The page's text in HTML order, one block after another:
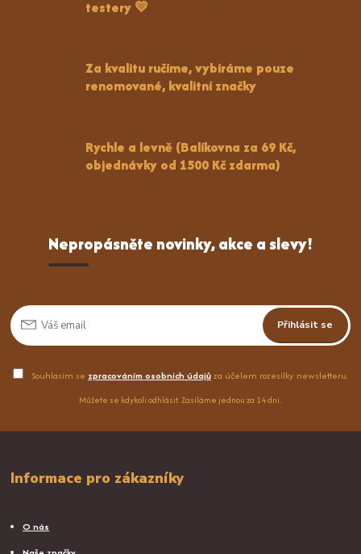
testery 💛
Za kvalitu ručíme, vybíráme pouze
renomované, kvalitní značky
Rychle a levně (Balíkovna za 69 Kč,
objednávky od 1500 Kč zdarma)
Nepropásněte novinky, akce a slevy!
Přihlásit se
Souhlasím se zpracováním osobních údajůza účelem rozesílky newsletteru.
Můžete se kdykoli odhlásit. Zasíláme jednou za 14 dní.
Informace pro zákazníky
O nás